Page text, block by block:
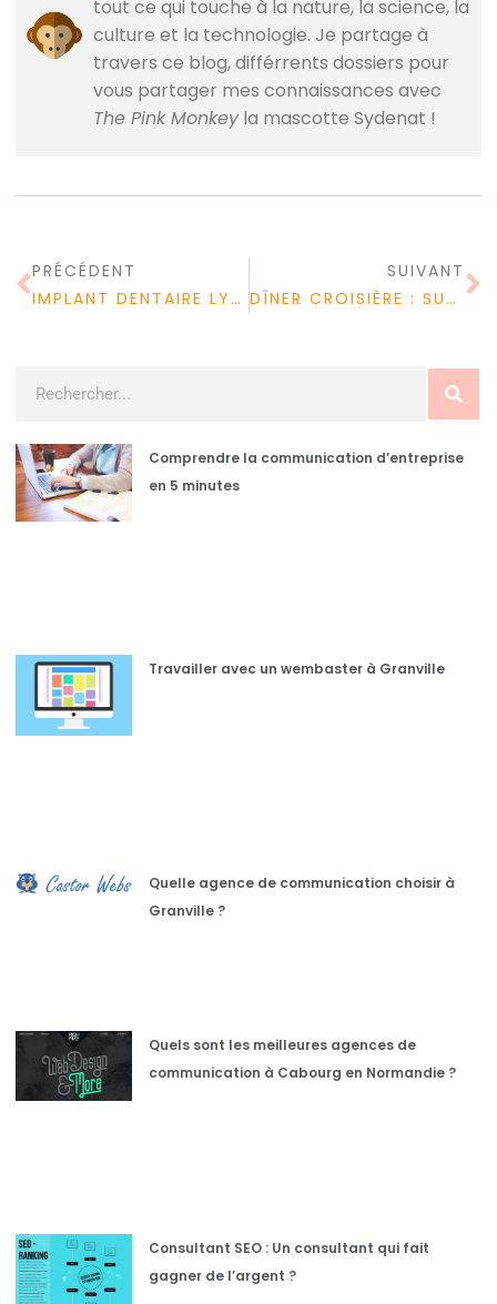
tout ce qui touche à la nature, la science, la
culture et la technologie. Je partage à
travers ce blog, différrents dossiers pour
vous partager mes connaissances avec
The Pink Monkeyla mascotte Sydenat !
PRÉCÉDENT
IMPLANT DENTAIRE LYON : A QUOI SERT-IL ?
SUIVANT
DÎNER CROISIÈRE : SUR QUELS CRITÈRES SE BASER POUR LE CHOIX ?
Comprendre la communication d’entreprise
en 5 minutes
Travailler avec un wembaster à Granville
Quelle agence de communication choisir à
Granville ?
Quels sont les meilleures agences de
communication à Cabourg en Normandie ?
Consultant SEO : Un consultant qui fait
gagner de l’argent ?